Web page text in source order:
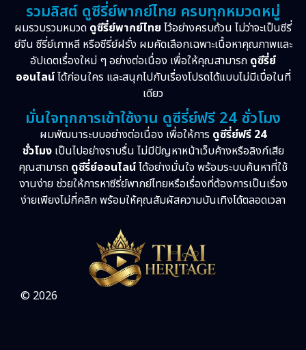
รวมลิสต์ ดูซีรี่ย์พากย์ไทย ครบทุกหมวดหมู่
ผมรวบรวมหมวด ดูซีรี่ย์พากย์ไทย ไว้อย่างครบถ้วน ไม่ว่าจะเป็นซีรี่
ย์จีน ซีรี่ย์เกาหลี หรือซีรี่ย์ฝรั่ง ผมคัดเลือกเฉพาะเนื้อหาคุณภาพและ
อัปเดตเรื่องใหม่ ๆ อย่างต่อเนื่อง เพื่อให้คุณสามารถ ดูซีรี่ย์
ออนไลน์ได้ก่อนใคร และสนุกไปกับเรื่องโปรดได้แบบไม่มีเบื่อในที่
เดียว
มั่นใจทุกการเข้าใช้งาน ดูซีรี่ย์ฟรี 24 ชั่วโมง
ผมพัฒนาระบบอย่างต่อเนื่อง เพื่อให้การ ดูซีรี่ย์ฟรี 24
ชั่วโมงเป็นไปอย่างราบรื่น ไม่มีปัญหาหน้าเว็บค้างหรือลิงก์เสีย
คุณสามารถ ดูซีรี่ย์ออนไลน์ได้อย่างมั่นใจ พร้อมระบบค้นหาที่ใช้
งานง่าย ช่วยให้การหาซีรี่ย์พากย์ไทยหรือเรื่องที่ต้องการเป็นเรื่อง
ง่ายเพียงไม่กี่คลิก พร้อมให้คุณสัมผัสความบันเทิงได้ตลอดเวลา
© 2026